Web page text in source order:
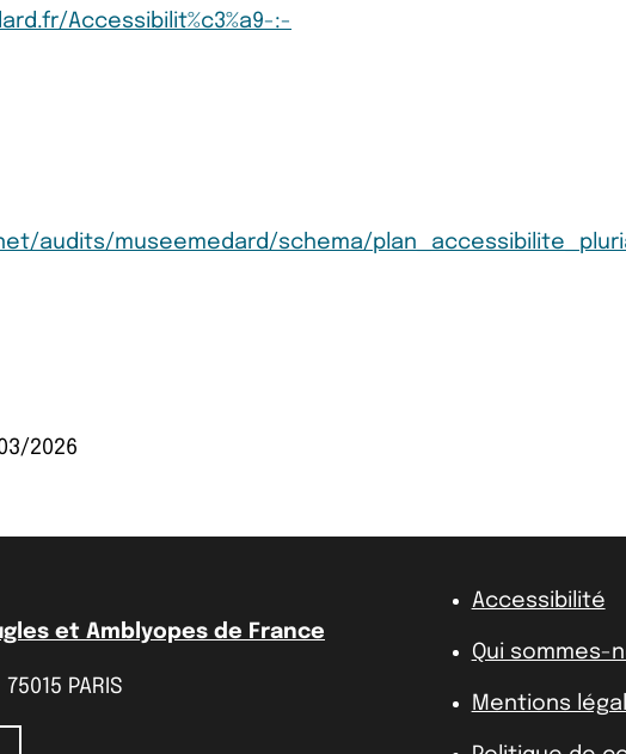
Accessibilit%c3%a9-:-
audits/museemedard/schema/
2026
et Amblyopes de France
PARIS
Accessibilité
Qui sommes-
Mentions